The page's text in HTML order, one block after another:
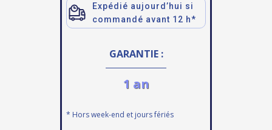
Expédié aujourd’hui si
commandé avant 12 h*
GARANTIE :
1 an
* Hors week-end et jours fériés